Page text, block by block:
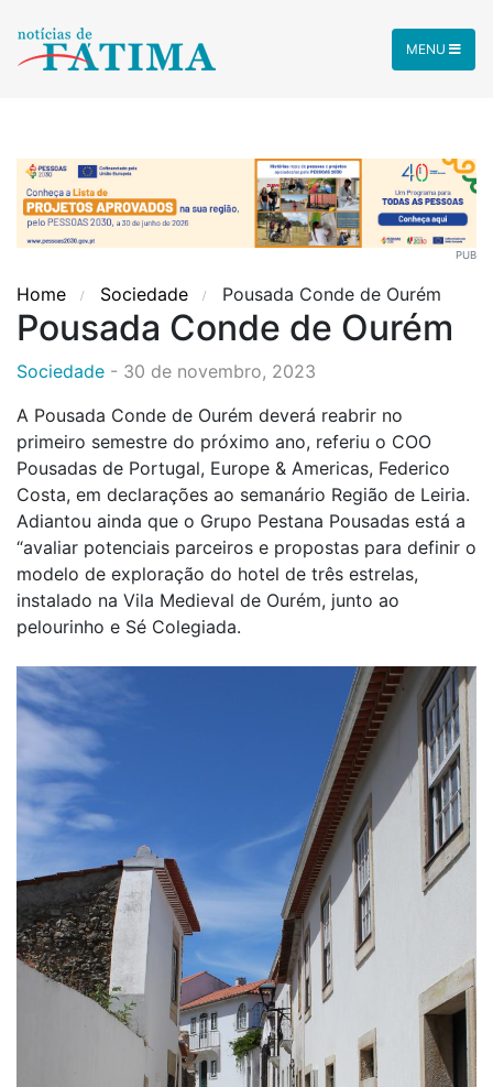
MENU
PUB
Home Sociedade Pousada Conde de Ourém
Pousada Conde de Ourém
Sociedade - 30 de novembro, 2023
A Pousada Conde de Ourém deverá reabrir no
primeiro semestre do próximo ano, referiu o COO
Pousadas de Portugal, Europe & Americas, Federico
Costa, em declarações ao semanário Região de Leiria.
Adiantou ainda que o Grupo Pestana Pousadas está a
“avaliar potenciais parceiros e propostas para definir o
modelo de exploração do hotel de três estrelas,
instalado na Vila Medieval de Ourém, junto ao
pelourinho e Sé Colegiada.